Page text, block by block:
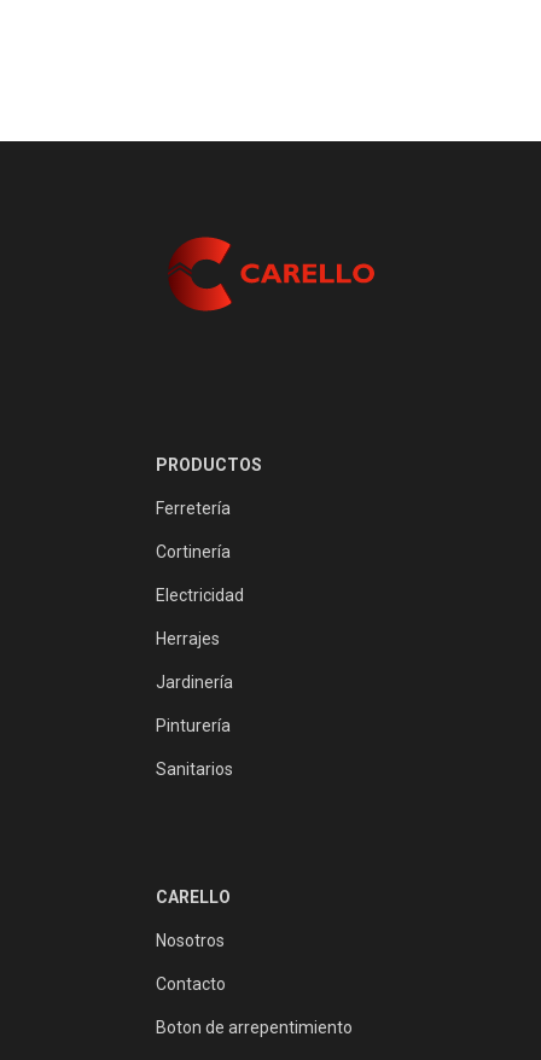
PRODUCTOS
Ferretería
Cortinería
Electricidad
Herrajes
Jardinería
Pinturería
Sanitarios
CARELLO
Nosotros
Contacto
Boton de arrepentimiento